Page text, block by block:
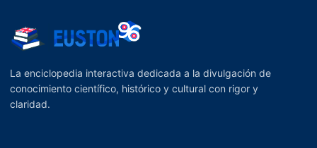
La enciclopedia interactiva dedicada a la divulgación de
conocimiento científico, histórico y cultural con rigor y
claridad.